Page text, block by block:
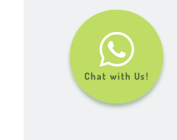
Chat with Us!